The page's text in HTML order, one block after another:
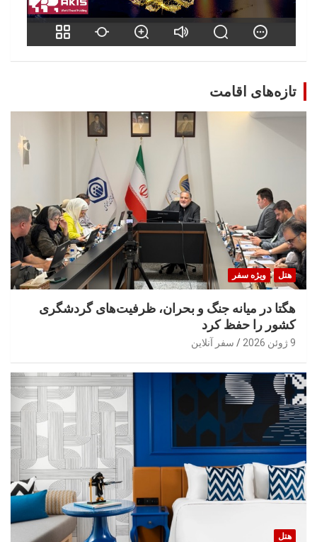
تازه‌های اقامت
هتل ویژه سفر
هگتا در میانه جنگ و بحران، ظرفیت‌های گردشگری
کشور را حفظ کرد
9 ژوئن 2026 سفر آنلاین
هتل